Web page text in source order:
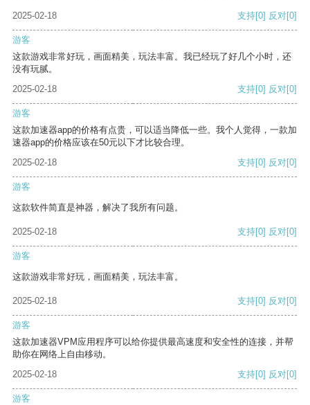
2025-02-18 支持[0] 反对[0]
游客
这款游戏非常好玩，画面精美，玩法丰富。我已经玩了好几个小时，还
没有玩腻。
2025-02-18
支持[0] 反对[0]
游客
这款加速器app的价格有点贵，可以适当降低一些。我个人觉得，一款加
速器app的价格应该在50元以下才比较合理。
2025-02-18
支持[0] 反对[0]
游客
这款软件简直是神器，解决了我所有问题。
2025-02-18 支持[0] 反对[0]
游客
这款游戏非常好玩，画面精美，玩法丰富。
2025-02-18 支持[0] 反对[0]
游客
这款加速器VPM应用程序可以给你提供最高速度和安全性的连接，并帮
助你在网络上自由移动。
2025-02-18
支持[0] 反对[0]
游客